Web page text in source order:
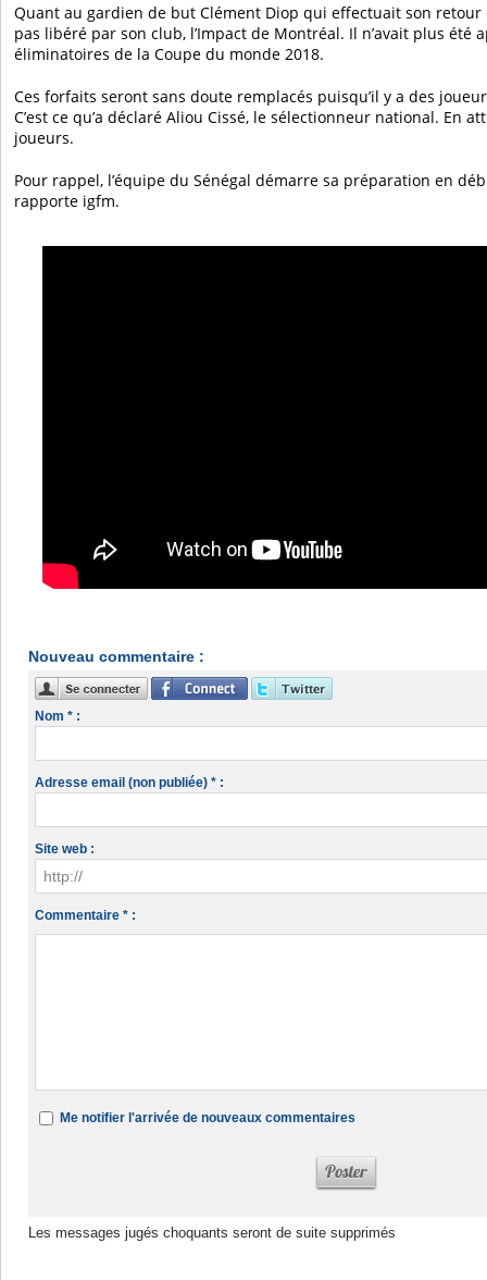
Quant au gardien de but Clément Diop qui effectuait son retour
pas libéré par son club, l’Impact de Montréal. Il n’avait plus été
éliminatoires de la Coupe du monde 2018.
Ces forfaits seront sans doute remplacés puisqu’il y a des
C’est ce qu’a déclaré Aliou Cissé, le sélectionneur national. En
joueurs.
Pour rappel, l’équipe du Sénégal démarre sa préparation en
rapporte igfm.
Nouveau commentaire :
Nom * :
Adresse email (non publiée) * :
Site web :
Commentaire * :
Me notifier l'arrivée de nouveaux commentaires
Les messages jugés choquants seront de suite supprimés